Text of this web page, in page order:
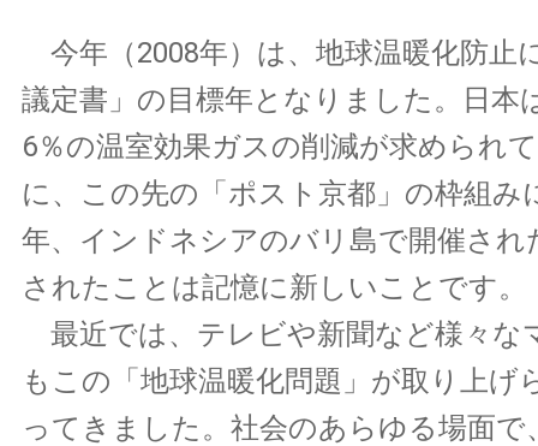
今年（2008年）は、地球温暖化防止
議定書」の目標年となりました。日本
6％の温室効果ガスの削減が求められ
に、この先の「ポスト京都」の枠組み
年、インドネシアのバリ島で開催され
されたことは記憶に新しいことです。
最近では、テレビや新聞など様々な
もこの「地球温暖化問題」が取り上げ
ってきました。社会のあらゆる場面で